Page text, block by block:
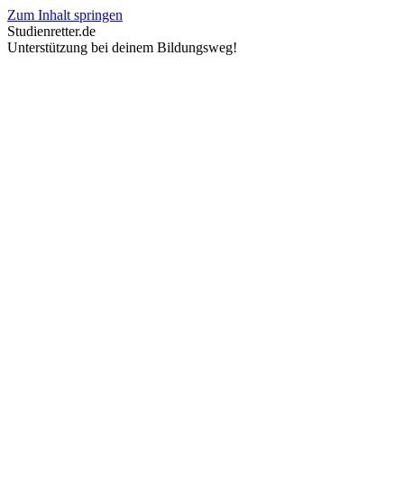
Zum Inhalt springen
Studienretter.de
Unterstützung bei deinem Bildungsweg!